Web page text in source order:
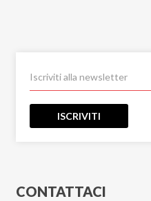
ISCRIVITI
CONTATTACI